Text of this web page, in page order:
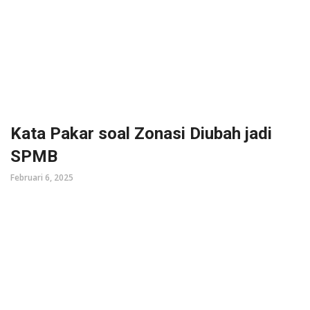
Kata Pakar soal Zonasi Diubah jadi
SPMB
Februari 6, 2025